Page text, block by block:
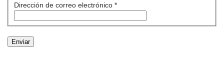
Dirección de correo electrónico*
Enviar